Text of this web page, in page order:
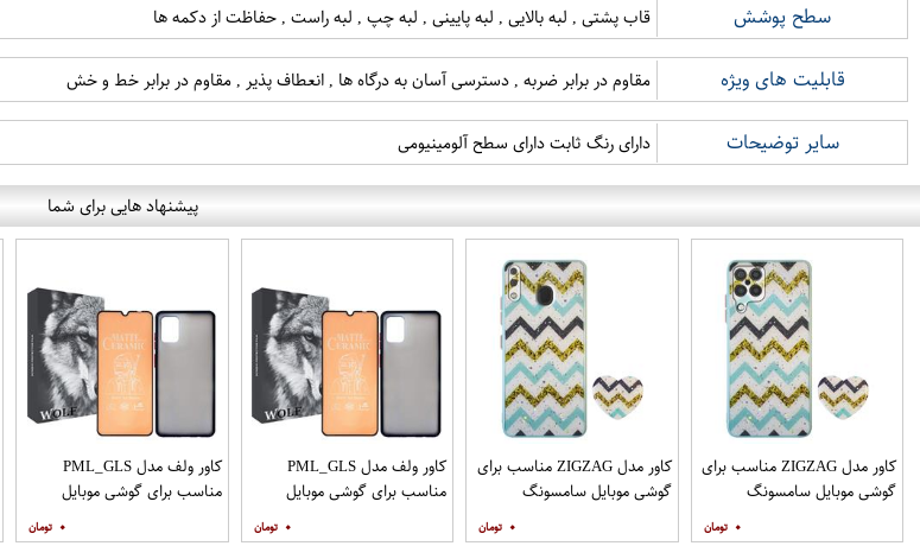
سطح پوشش قاب پشتی , لبه بالایی , لبه پایینی , لبه چپ , لبه راست , حفاظت از دکمه ها
قابلیت های ویژه مقاوم در برابر ضربه , دسترسی آسان به درگاه ها , انعطاف پذیر , مقاوم در برابر خط و خش
سایر توضیحات دارای رنگ ثابت دارای سطح آلومینیومی
پیشنهاد هایی برای شما
کاور مدل ZIGZAG مناسب برای
گوشی موبایل سامسونگ
نگهدارنده
۰
کاور مدل ZIGZAG مناسب برای
گوشی موبایل سامسونگ
همراه پایه نگهدارنده
۰
کاور ولف مدل PML_GLS
مناسب برای گوشی موبایل
همراه محافظ صفحه نمایش
۰
کاور ولف مدل PML_GLS
مناسب برای گوشی موبایل
همراه محافظ صفحه نمایش
۰